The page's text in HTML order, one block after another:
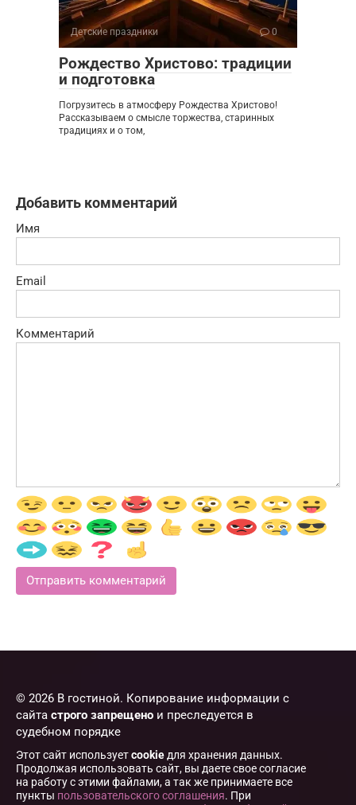
Детские праздники 0
Рождество Христово: традиции
и подготовка
Погрузитесь в атмосферу Рождества Христово!
Рассказываем о смысле торжества, старинных
традициях и о том,
Добавить комментарий
Имя
Email
Комментарий
© 2026 В гостиной. Копирование информации с
сайта строго запрещено и преследуется в
судебном порядке
Этот сайт используетcookie для хранения данных.
Продолжая использовать сайт, вы даете свое согласие
на работу с этими файлами, а так же принимаете все
пункты пользовательского соглашения. При